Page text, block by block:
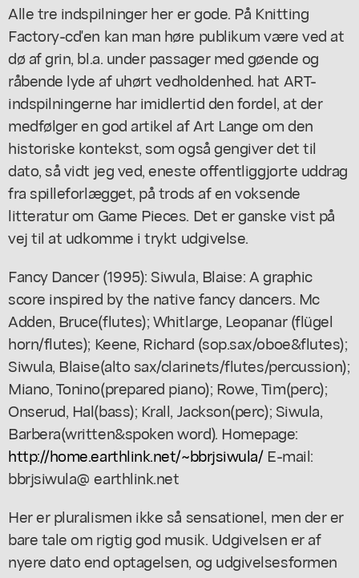
Alle tre indspilninger her er gode. På Knitting
Factory-cd'en kan man høre publikum være ved at
dø af grin, bl.a. under passager med gøende og
råbende lyde af uhørt vedholdenhed. hat ART-
indspilningerne har imidlertid den fordel, at der
medfølger en god artikel af Art Lange om den
historiske kontekst, som også gengiver det til
dato, så vidt jeg ved, eneste offentliggjorte uddrag
fra spilleforlægget, på trods af en voksende
litteratur om Game Pieces. Det er ganske vist på
vej til at udkomme i trykt udgivelse.
Fancy Dancer (1995): Siwula, Blaise: A graphic
score inspired by the native fancy dancers. Mc
Adden, Bruce(flutes); Whitlarge, Leopanar (flügel
horn/flutes); Keene, Richard (sop.sax/oboe&flutes);
Siwula, Blaise(alto sax/clarinets/flutes/percussion);
Miano, Tonino(prepared piano); Rowe, Tim(perc);
Onserud, Hal(bass); Krall, Jackson(perc); Siwula,
Barbera(written&spoken word). Homepage:
http://home.earthlink.net/~bbrjsiwula/E-mail:
bbrjsiwula@ earthlink.net
Her er pluralismen ikke så sensationel, men der er
bare tale om rigtig god musik. Udgivelsen er af
nyere dato end optagelsen, og udgivelsesformen